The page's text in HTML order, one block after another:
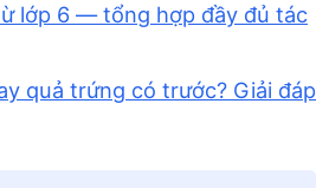
lớp 6 — tổng hợp đầy đủ tác
quả trứng có trước? Giải đáp